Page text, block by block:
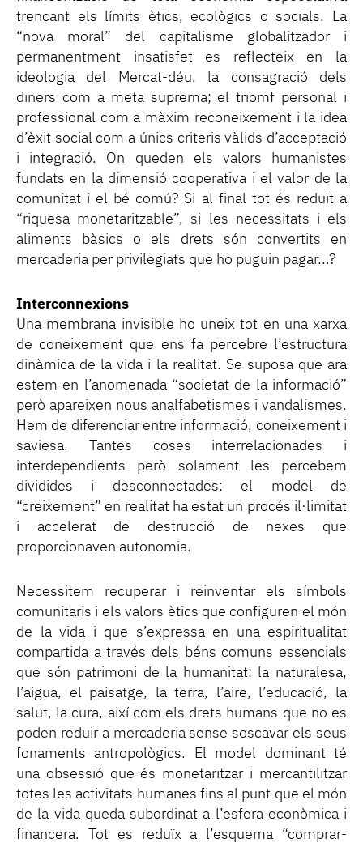
trencant els límits ètics, ecològics o socials. La
“nova moral” del capitalisme globalitzador i
permanentment insatisfet es reflecteix en la
ideologia del Mercat-déu, la consagració dels
diners com a meta suprema; el triomf personal i
professional com a màxim reconeixement i la idea
d’èxit social com a únics criteris vàlids d’acceptació
i integració. On queden els valors humanistes
fundats en la dimensió cooperativa i el valor de la
comunitat i el bé comú? Si al final tot és reduït a
“riquesa monetaritzable”, si les necessitats i els
aliments bàsics o els drets són convertits en
mercaderia per privilegiats que ho puguin pagar...?
Interconnexions
Una membrana invisible ho uneix tot en una xarxa
de coneixement que ens fa percebre l’estructura
dinàmica de la vida i la realitat. Se suposa que ara
estem en l’anomenada “societat de la informació”
però apareixen nous analfabetismes i vandalismes.
Hem de diferenciar entre informació, coneixement i
saviesa. Tantes coses interrelacionades i
interdependients però solament les percebem
dividides i desconnectades: el model de
“creixement” en realitat ha estat un procés il·limitat
i accelerat de destrucció de nexes que
proporcionaven autonomia.
Necessitem recuperar i reinventar els símbols
comunitaris i els valors ètics que configuren el món
de la vida i que s’expressa en una espiritualitat
compartida a través dels béns comuns essencials
que són patrimoni de la humanitat: la naturalesa,
l’aigua, el paisatge, la terra, l’aire, l’educació, la
salut, la cura, així com els drets humans que no es
poden reduir a mercaderia sense soscavar els seus
fonaments antropològics. El model dominant té
una obsessió que és monetaritzar i mercantilitzar
totes les activitats humanes fins al punt que el món
de la vida queda subordinat a l’esfera econòmica i
financera. Tot es reduïx a l’esquema “comprar-